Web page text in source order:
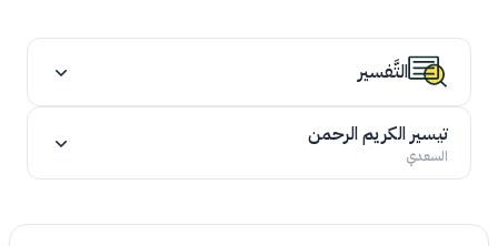
التَّفسير
تيسير الكريم الرحمن
السعدي